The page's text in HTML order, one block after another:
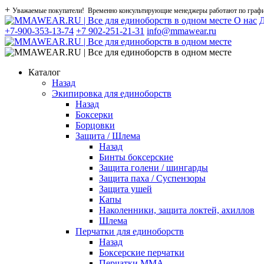
+ Уважаемые покупатели! Временно консультирующие менеджеры работают по
О нас
+7-900-353-13-74 +7 902-251-21-31 info@mmawear.ru
Каталог
Назад
Экипировка для единоборств
Назад
Боксерки
Борцовки
Защита / Шлема
Назад
Бинты боксерские
Защита голени / шингарды
Защита паха / Суспензоры
Защита ушей
Капы
Наколенники, защита локтей, ахиллов
Шлема
Перчатки для единоборств
Назад
Боксерские перчатки